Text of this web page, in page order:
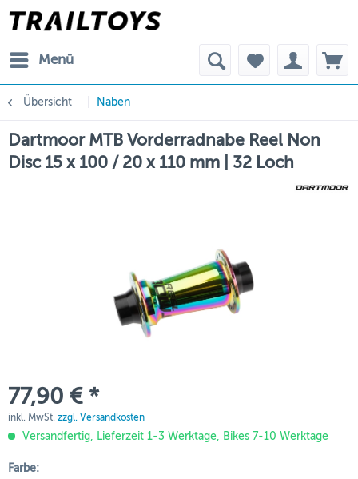
Menü
Übersicht Naben
Dartmoor MTB Vorderradnabe Reel Non
Disc 15 x 100 / 20 x 110 mm | 32 Loch
77,90 € *
inkl. MwSt. zzgl. Versandkosten
Versandfertig, Lieferzeit 1-3 Werktage, Bikes 7-10 Werktage
Farbe: